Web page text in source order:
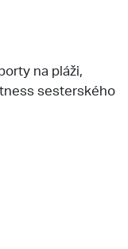
na pláži,
sesterského